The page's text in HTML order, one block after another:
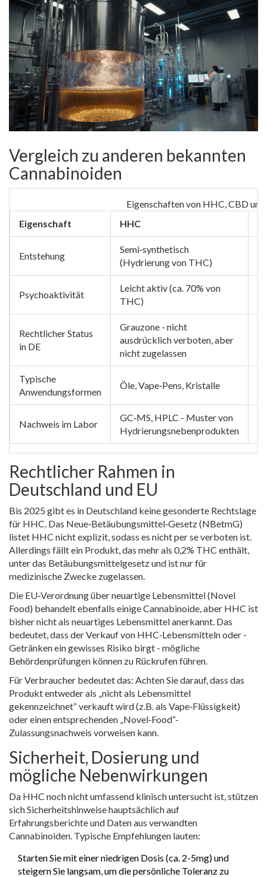
Vergleich zu anderen bekannten
Cannabinoiden
Eigenschaften von HHC, CBD
Eigenschaft
HHC
Entstehung
Semi‑synthetisch
(Hydrierung von THC)
Psychoaktivität
Leicht aktiv (ca. 70% von
THC)
Rechtlicher Status
in DE
Grauzone - nicht
ausdrücklich verboten, aber
nicht zugelassen
Typische
Anwendungsformen
Öle, Vape‑Pens, Kristalle
Nachweis im Labor
GC‑MS, HPLC - Muster von
Hydrierungsnebenprodukten
Rechtlicher Rahmen in
Deutschland und EU
Bis 2025 gibt es in Deutschland keine gesonderte Rechtslage
für HHC. Das Neue‑Betäubungsmittel‑Gesetz (NBetmG)
listet HHC nicht explizit, sodass es nicht per se verboten ist.
Allerdings fällt ein Produkt, das mehr als 0,2% THC enthält,
unter das Betäubungsmittelgesetz und ist nur für
medizinische Zwecke zugelassen.
Die EU‑Verordnung über neuartige Lebensmittel (Novel
Food) behandelt ebenfalls einige Cannabinoide, aber HHC ist
bisher nicht als neuartiges Lebensmittel anerkannt. Das
bedeutet, dass der Verkauf von HHC‑Lebensmitteln oder -
Getränken ein gewisses Risiko birgt - mögliche
Behördenprüfungen können zu Rückrufen führen.
Für Verbraucher bedeutet das: Achten Sie darauf, dass das
Produkt entweder als „nicht als Lebensmittel
gekennzeichnet“ verkauft wird (z.B. als Vape‑Flüssigkeit)
oder einen entsprechenden „Novel‑Food“-
Zulassungsnachweis vorweisen kann.
Sicherheit, Dosierung und
mögliche Nebenwirkungen
Da HHC noch nicht umfassend klinisch untersucht ist, stützen
sich Sicherheitshinweise hauptsächlich auf
Erfahrungsberichte und Daten aus verwandten
Cannabinoiden. Typische Empfehlungen lauten:
Starten Sie mit einer niedrigen Dosis (ca. 2-5mg) und
steigern Sie langsam, um die persönliche Toleranz zu